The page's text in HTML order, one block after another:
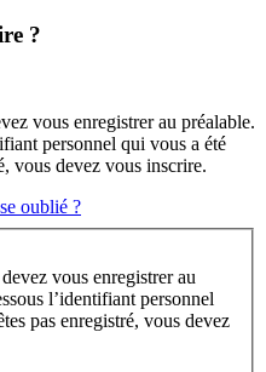
?
vous enregistrer au préalable.
personnel qui vous a été
vous devez vous inscrire.
oublié ?